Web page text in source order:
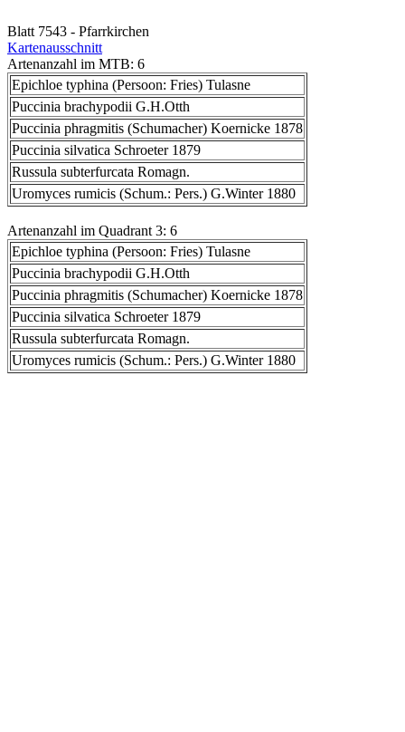
Blatt 7543 - Pfarrkirchen
Kartenausschnitt
Artenanzahl im MTB: 6
Epichloe typhina (Persoon: Fries) Tulasne
Puccinia brachypodii G.H.Otth
Puccinia phragmitis (Schumacher) Koernicke 1878
Puccinia silvatica Schroeter 1879
Russula subterfurcata Romagn.
Uromyces rumicis (Schum.: Pers.) G.Winter 1880
Artenanzahl im Quadrant 3: 6
Epichloe typhina (Persoon: Fries) Tulasne
Puccinia brachypodii G.H.Otth
Puccinia phragmitis (Schumacher) Koernicke 1878
Puccinia silvatica Schroeter 1879
Russula subterfurcata Romagn.
Uromyces rumicis (Schum.: Pers.) G.Winter 1880